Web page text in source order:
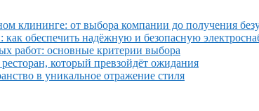
клининге: от выбора компании до получения
обеспечить надёжную и безопасную
работ: основные критерии выбора
который превзойдёт ожидания
в уникальное отражение стиля